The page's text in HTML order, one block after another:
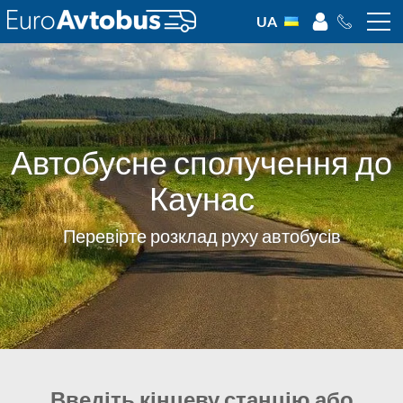
UA
Автобусне сполучення до
Каунас
Перевірте розклад руху автобусів